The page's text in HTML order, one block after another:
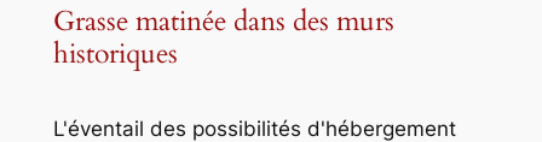
Grasse matinée dans des murs
historiques
L'éventail des possibilités d'hébergement